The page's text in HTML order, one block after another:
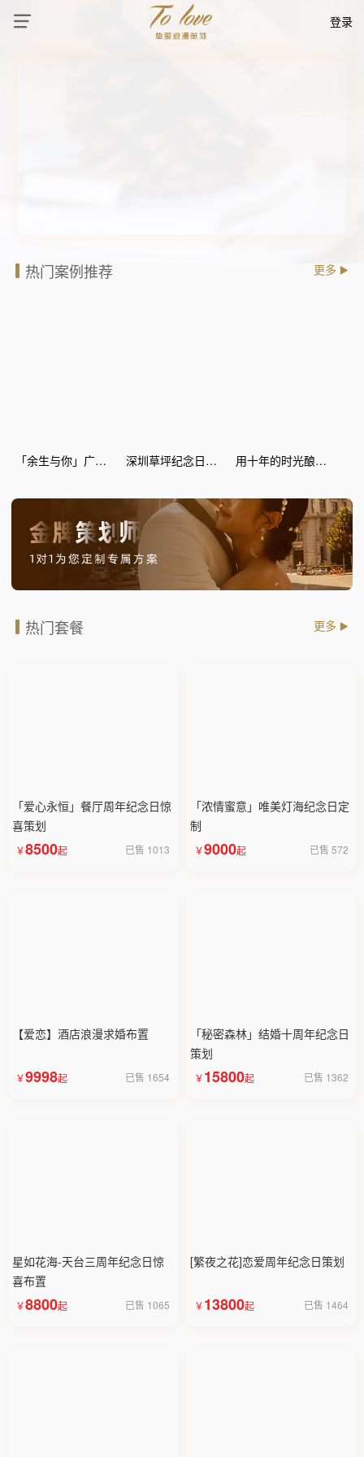
登录
热门案例推荐 更多
「余生与你」广场纪念日惊喜策划 深圳草坪纪念日惊喜策划 用十年的时光酿爱情的蜜糖--丽江灯海 纪念日惊喜
热门套餐 更多
「爱心永恒」餐厅周年纪念日惊
喜策划
8500 已售 1013
「浓情蜜意」唯美灯海纪念日定
制
9000 已售 572
【爱恋】酒店浪漫求婚布置
9998 已售 1654
「秘密森林」结婚十周年纪念日
策划
15800 已售 1362
星如花海-天台三周年纪念日惊
喜布置
8800 已售 1065
[繁夜之花]恋爱周年纪念日策划
13800 已售 1464